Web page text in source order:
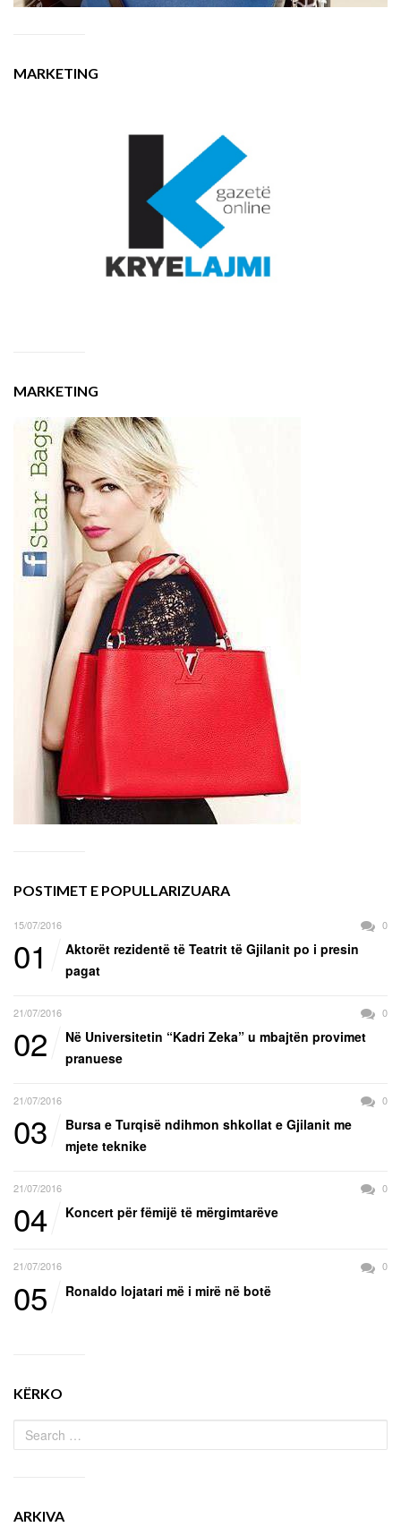
MARKETING
MARKETING
POSTIMET E POPULLARIZUARA
15/07/2016 0
01
Aktorët rezidentë të Teatrit të Gjilanit po i presin
pagat
21/07/2016 0
02
Në Universitetin “Kadri Zeka” u mbajtën provimet
pranuese
21/07/2016 0
03
Bursa e Turqisë ndihmon shkollat e Gjilanit me
mjete teknike
21/07/2016 0
04 Koncert për fëmijë të mërgimtarëve
21/07/2016 0
05 Ronaldo lojatari më i mirë në botë
KËRKO
ARKIVA